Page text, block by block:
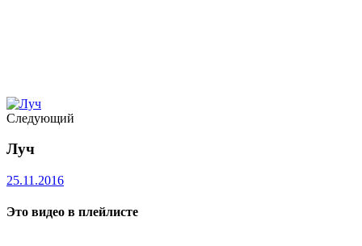
Следующий
Луч
25.11.2016
Это видео в плейлисте